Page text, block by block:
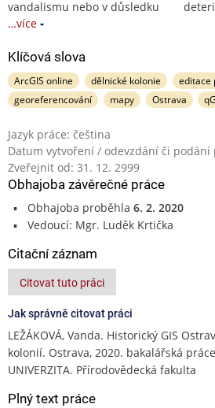
vandalismu nebo v důsledku
…více
Klíčová slova
ArcGIS online dělnické kolonie
editace
georeferencování
mapy Ostrava
Jazyk práce: čeština
Datum vytvoření / odevzdání či podání
Zveřejnit od: 31. 12. 2999
Obhajoba závěrečné práce
Obhajoba proběhla 6. 2. 2020
Vedoucí: Mgr. Luděk Krtička
Citační záznam
Citovat tuto práci
Jak správně citovat práci
LEŽÁKOVÁ, Vanda. Historický GIS
kolonií. Ostrava, 2020. bakalářská práce
UNIVERZITA. Přírodovědecká fakulta
Plný text práce